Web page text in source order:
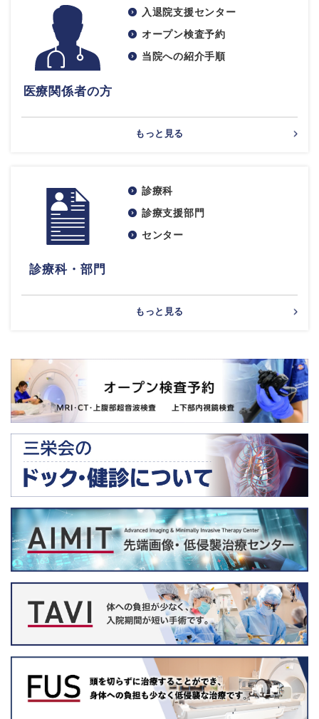
医療関係者の方
入退院支援センター
オープン検査予約
当院への紹介手順
もっと見る
診療科・部門
診療科
診療支援部門
センター
もっと見る